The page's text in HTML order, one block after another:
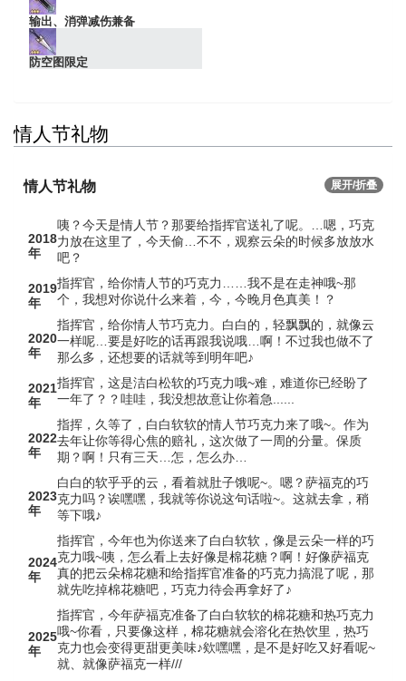
输出、消弹减伤兼备
防空图限定
情人节礼物
情人节礼物 展开/折叠
2018
年
咦？今天是情人节？那要给指挥官送礼了呢。…嗯，巧克
力放在这里了，今天偷…不不，观察云朵的时候多放放水
吧？
2019
年
指挥官，给你情人节的巧克力……我不是在走神哦~那
个，我想对你说什么来着，今，今晚月色真美！？
2020
年
指挥官，给你情人节巧克力。白白的，轻飘飘的，就像云
一样呢…要是好吃的话再跟我说哦…啊！不过我也做不了
那么多，还想要的话就等到明年吧♪
2021
年
指挥官，这是洁白松软的巧克力哦~难，难道你已经盼了
一年了？？哇哇，我没想故意让你着急......
2022
年
指挥，久等了，白白软软的情人节巧克力来了哦~。作为
去年让你等得心焦的赔礼，这次做了一周的分量。保质
期？啊！只有三天…怎，怎么办…
2023
年
白白的软乎乎的云，看着就肚子饿呢~。嗯？萨福克的巧
克力吗？诶嘿嘿，我就等你说这句话啦~。这就去拿，稍
等下哦♪
2024
年
指挥官，今年也为你送来了白白软软，像是云朵一样的巧
克力哦~咦，怎么看上去好像是棉花糖？啊！好像萨福克
真的把云朵棉花糖和给指挥官准备的巧克力搞混了呢，那
就先吃掉棉花糖吧，巧克力待会再拿好了♪
2025
年
指挥官，今年萨福克准备了白白软软的棉花糖和热巧克力
哦~你看，只要像这样，棉花糖就会溶化在热饮里，热巧
克力也会变得更甜更美味♪欸嘿嘿，是不是好吃又好看呢~
就、就像萨福克一样///